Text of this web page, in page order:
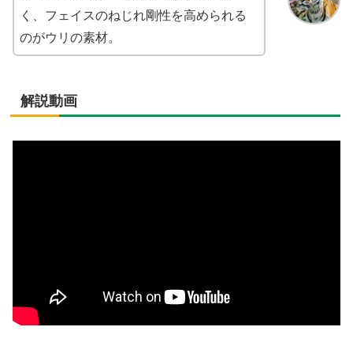
く、フェイスのねじれ剛性を高められる
のがウリの素材。
解説動画